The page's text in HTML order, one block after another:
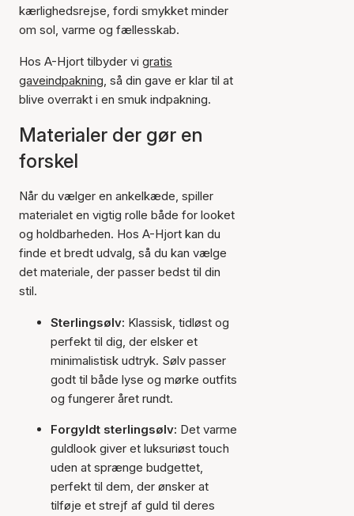
kærlighedsrejse, fordi smykket minder
om sol, varme og fællesskab.
Hos A-Hjort tilbyder vi gratis
gaveindpakning, så din gave er klar til at
blive overrakt i en smuk indpakning.
Materialer der gør en
forskel
Når du vælger en ankelkæde, spiller
materialet en vigtig rolle både for looket
og holdbarheden. Hos A-Hjort kan du
finde et bredt udvalg, så du kan vælge
det materiale, der passer bedst til din
stil.
Sterlingsølv: Klassisk, tidløst og
perfekt til dig, der elsker et
minimalistisk udtryk. Sølv passer
godt til både lyse og mørke outfits
og fungerer året rundt.
Forgyldt sterlingsølv: Det varme
guldlook giver et luksuriøst touch
uden at sprænge budgettet,
perfekt til dem, der ønsker at
tilføje et strejf af guld til deres